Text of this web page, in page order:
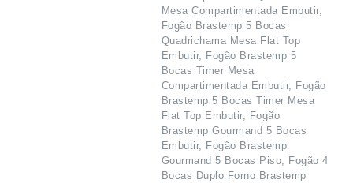
Mesa Compartimentada Embutir,
Fogão Brastemp 5 Bocas
Quadrichama Mesa Flat Top
Embutir, Fogão Brastemp 5
Bocas Timer Mesa
Compartimentada Embutir, Fogão
Brastemp 5 Bocas Timer Mesa
Flat Top Embutir, Fogão
Brastemp Gourmand 5 Bocas
Embutir, Fogão Brastemp
Gourmand 5 Bocas Piso, Fogão 4
Bocas Duplo Forno Brastemp